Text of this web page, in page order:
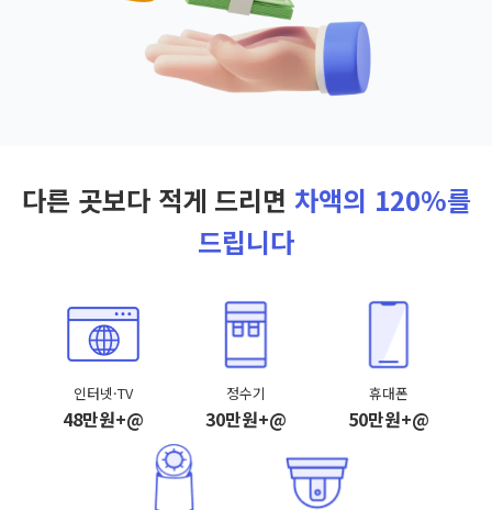
다른 곳보다 적게 드리면 차액의 120%를
드립니다
인터넷·TV
48만원+@
정수기
30만원+@
휴대폰
50만원+@